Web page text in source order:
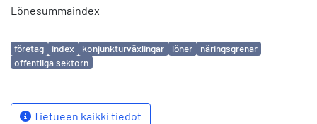
Lönesummaindex
Avainsanat
företag index konjunkturväxlingar löner
näringsgrenar
offentliga sektorn
Tietueen kaikki tiedot